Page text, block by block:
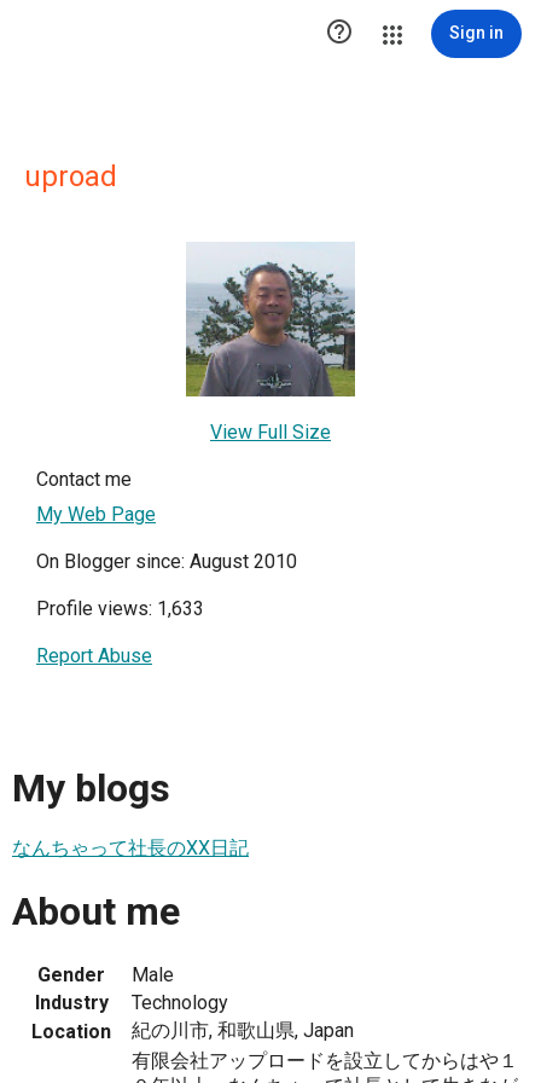
 Sign in
uproad
View Full Size
Contact me
My Web Page
On Blogger since: August 2010
Profile views: 1,633
Report Abuse
My blogs
なんちゃって社長のXX日記
About me
Gender
Male
Industry
Technology
Location
紀の川市, 和歌山県, Japan
有限会社アップロードを設立してからはや１